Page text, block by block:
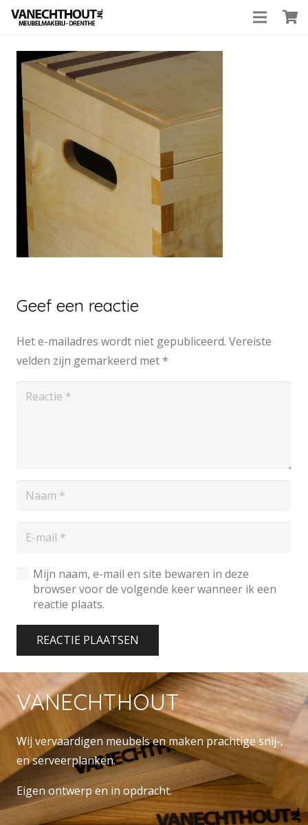
Geef een reactie
Het e-mailadres wordt niet gepubliceerd. Vereiste
velden zijn gemarkeerd met*
Mijn naam, e-mail en site bewaren in deze
browser voor de volgende keer wanneer ik een
reactie plaats.
REACTIE PLAATSEN
VANECHTHOUT
Wij vervaardigen meubels en maken prachtige snij-,
en serveerplanken.
Eigen ontwerp en in opdracht.